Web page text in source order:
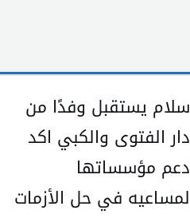
سلام يستقبل وفدًا من
دار الفتوى والكبي اكد
دعم مؤسساتها
لمساعيه في حل الأزمات